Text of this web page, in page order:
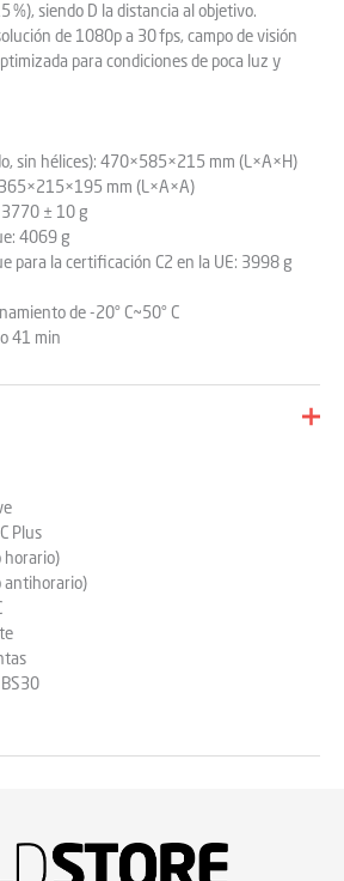
%), siendo D la distancia al objetivo.
de 1080p a 30 fps, campo de visión
para condiciones de poca luz y
sin hélices): 470×585×215 mm (L×A×H)
mm (L×A×A)
3770 ± 10 g
4069 g
para la certificación C2 en la UE: 3998 g
de -20° C~50° C
41 min
Plus
horario)
antihorario)